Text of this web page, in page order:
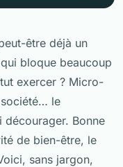
être déjà un
bloque beaucoup
exercer ? Micro-
le
Bonne
de bien-être, le
sans jargon,